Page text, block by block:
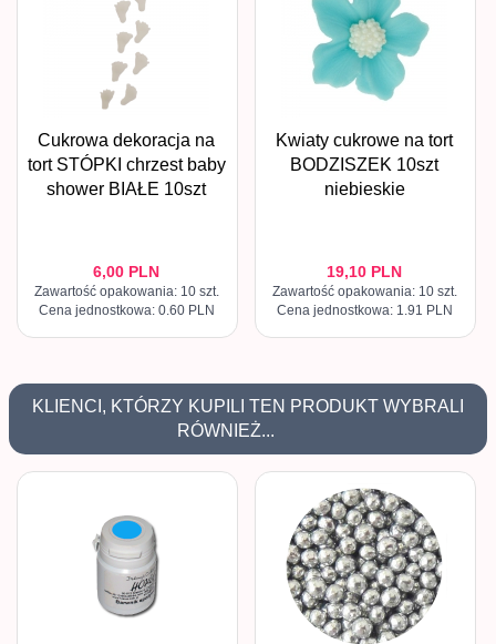
Cukrowa dekoracja na
tort STÓPKI chrzest baby
shower BIAŁE 10szt
6,00 PLN
Zawartość opakowania: 10 szt.
Cena jednostkowa: 0.60 PLN
Kwiaty cukrowe na tort
BODZISZEK 10szt
niebieskie
19,10 PLN
Zawartość opakowania: 10 szt.
Cena jednostkowa: 1.91 PLN
KLIENCI, KTÓRZY KUPILI TEN PRODUKT WYBRALI
RÓWNIEŻ...